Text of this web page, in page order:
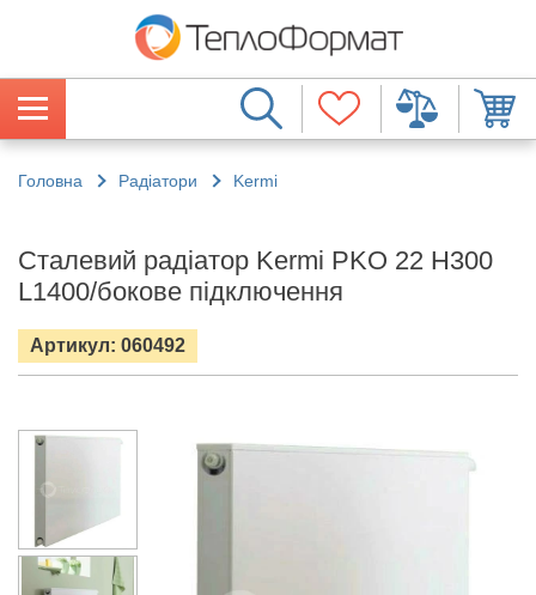
Головна Радіатори Kermi
Сталевий радіатор Kermi PKO 22 H300
L1400/бокове підключення
Артикул: 060492